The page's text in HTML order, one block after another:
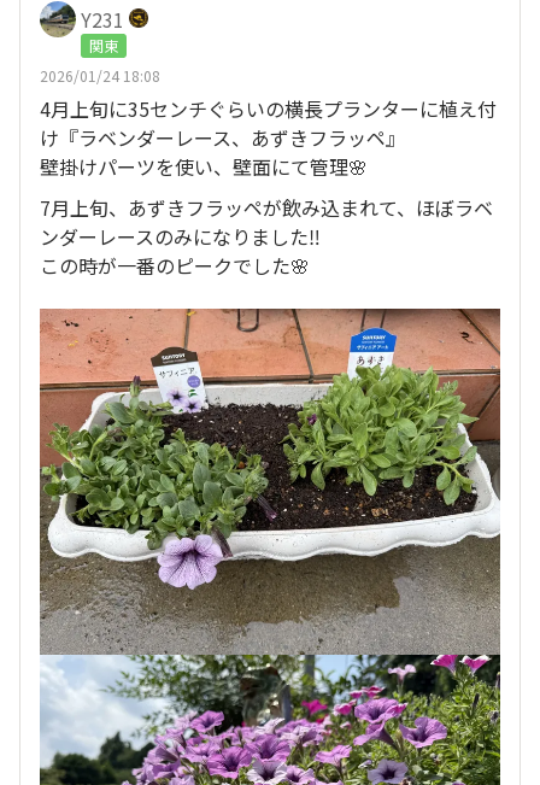
Y231
関東
2026/01/24 18:08
4月上旬に35センチぐらいの横長プランターに植え付
け『ラベンダーレース、あずきフラッペ』
壁掛けパーツを使い、壁面にて管理🌸
7月上旬、あずきフラッペが飲み込まれて、ほぼラベ
ンダーレースのみになりました‼️
この時が一番のピークでした🌸